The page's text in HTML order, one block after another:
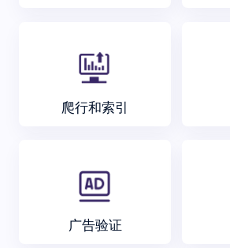
爬行和索引
广告验证